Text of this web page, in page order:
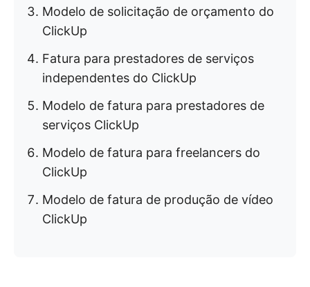
Modelo de solicitação de orçamento do
ClickUp
Fatura para prestadores de serviços
independentes do ClickUp
Modelo de fatura para prestadores de
serviços ClickUp
Modelo de fatura para freelancers do
ClickUp
Modelo de fatura de produção de vídeo
ClickUp